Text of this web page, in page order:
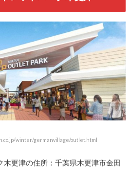
winter/germanvillage/outlet.html
木更津の住所：千葉県木更津市金田